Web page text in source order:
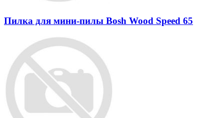
Пилка для мини-пилы Bosh Wood Speed 65